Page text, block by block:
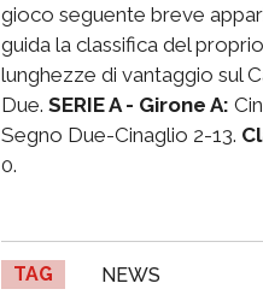
gioco seguente breve
guida la classifica del
lunghezze di vantaggio sul
Due. SERIE A - Girone A:
Segno Due-Cinaglio 2-13.
0.
TAG NEWS